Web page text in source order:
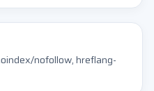
nofollow, hreflang-